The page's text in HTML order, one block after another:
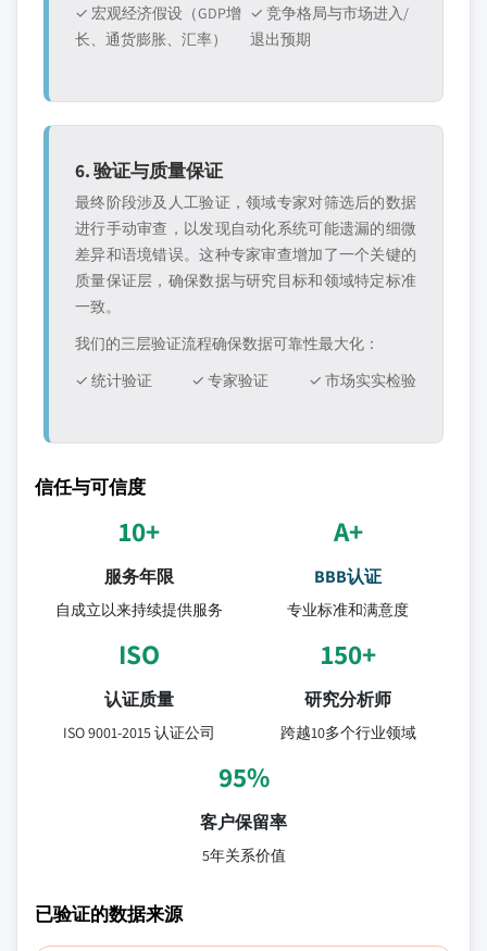
✓ 宏观经济假设（GDP增
长、通货膨胀、汇率）
✓ 竞争格局与市场进入/
退出预期
6. 验证与质量保证
最终阶段涉及人工验证，领域专家对筛选后的数据
进行手动审查，以发现自动化系统可能遗漏的细微
差异和语境错误。这种专家审查增加了一个关键的
质量保证层，确保数据与研究目标和领域特定标准
一致。
我们的三层验证流程确保数据可靠性最大化：
✓ 统计验证
✓ 专家验证 ✓ 市场实实检验
信任与可信度
10+
服务年限
自成立以来持续提供服务
A+
BBB认证
专业标准和满意度
ISO
认证质量
ISO 9001-2015 认证公司
150+
研究分析师
跨越10多个行业领域
95%
客户保留率
5年关系价值
已验证的数据来源